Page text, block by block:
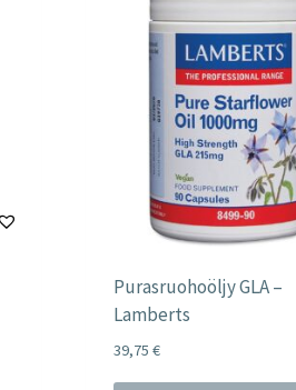
Purasruohoöljy GLA –
Lamberts
39,75 €